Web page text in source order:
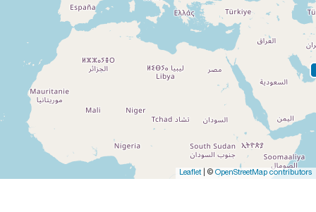
Leaflet| © OpenStreetMap contributors